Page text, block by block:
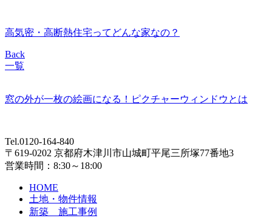
高気密・高断熱住宅ってどんな家なの？
Back
一覧
窓の外が一枚の絵画になる！ピクチャーウィンドウとは
Tel.0120-164-840
〒619-0202 京都府木津川市山城町平尾三所塚77番地3
営業時間：8:30～18:00
HOME
土地・物件情報
新築 施工事例